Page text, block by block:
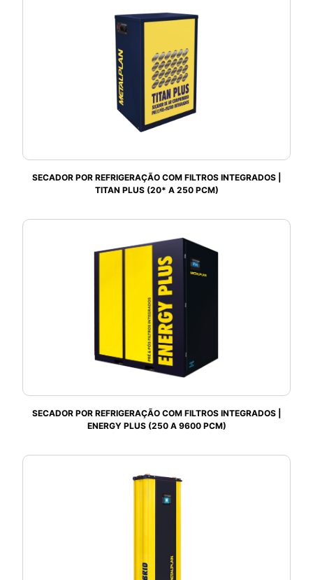
SECADOR POR REFRIGERAÇÃO COM FILTROS INTEGRADOS |
TITAN PLUS (20* A 250 PCM)
SECADOR POR REFRIGERAÇÃO COM FILTROS INTEGRADOS |
ENERGY PLUS (250 A 9600 PCM)